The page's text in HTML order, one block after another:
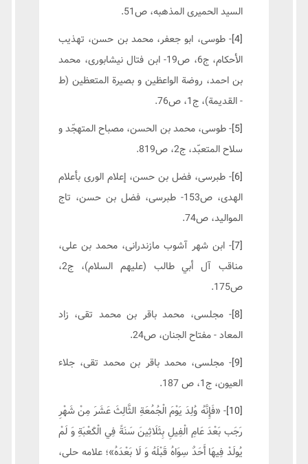
السید الحمیری المذهبه، ص51.
- طوسى، ابو جعفر، محمد بن حسن، تهذيب
الأحكام، ج6، ص19- ابن فتال نيشابورى، محمد
بن احمد، روضة الواعظين و بصيرة المتعظين (ط
- القديمة)، ج1، ص76.
- طوسى، محمد بن الحسن، مصباح المتهجّد و
سلاح المتعبّد، ج2، ص819.
- طبرسى، فضل بن حسن، إعلام الورى بأعلام
الهدى، ص153- طبرسى، فضل بن حسن، تاج
المواليد، ص74.
- ابن شهر آشوب مازندرانى، محمد بن على،
مناقب آل أبي طالب (عليهم السلام)، ج2،
ص175.
- مجلسى، محمد باقر بن محمد تقى، زاد
المعاد - مفتاح الجنان، ص24.
- مجلسى، محمد باقر بن محمد تقى، جلاء
العيون، ج1، ص 187.
- «فَإِنَّهُ وُلِدَ يَوْمَ الْجُمُعَةِ الثَّالِثَ عَشَرَ مِنْ شَهْرِ
رَجَب‏ بَعْدَ عَامِ الْفِيلِ بِثَلَاثِينَ سَنَةً فِي الْكَعْبَةِ وَ لَمْ
يُولَدْ فِيهَا أَحَدٌ سِوَاهُ قَبْلَهُ وَ لَا بَعْدَهُ‏»؛ علامه حلى،